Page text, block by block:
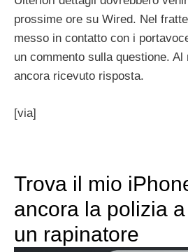
prossime ore su Wired. Nel
messo in contatto con i
un commento sulla questione. Al
ancora ricevuto risposta.
[via]
Trova il mio
ancora la polizia
un rapinatore